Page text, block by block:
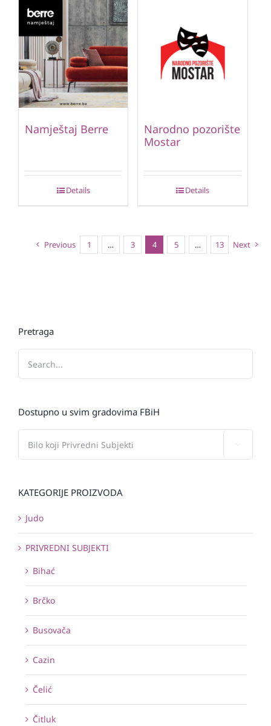
Namještaj Berre
Details
Narodno pozorište
Mostar
Details
Previous 1 … 3 4 5 … 13 Next
Pretraga
Dostupno u svim gradovima FBiH
KATEGORIJE PROIZVODA
Judo
PRIVREDNI SUBJEKTI
Bihać
Brčko
Busovača
Cazin
Čelić
Čitluk